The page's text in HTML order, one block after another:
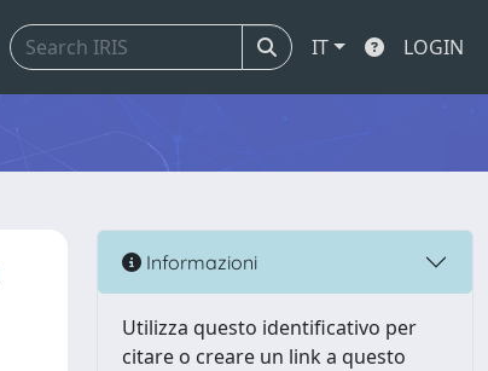
IT LOGIN
Informazioni
Utilizza questo identificativo per
citare o creare un link a questo